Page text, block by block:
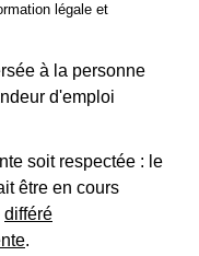
légale et
à la personne
d'emploi
soit respectée : le
être en cours
différé
.